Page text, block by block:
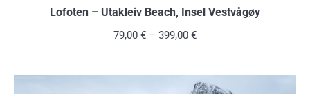
Lofoten – Utakleiv Beach, Insel Vestvågøy
79,00 € – 399,00 €